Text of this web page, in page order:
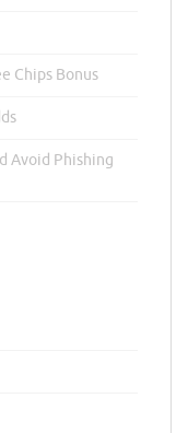
Chips Bonus
Avoid Phishing